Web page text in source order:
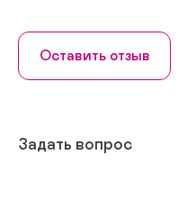
Оставить отзыв
Задать вопрос